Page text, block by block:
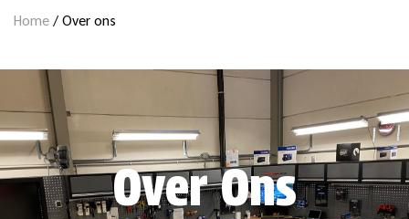
Home / Over ons
Over Ons